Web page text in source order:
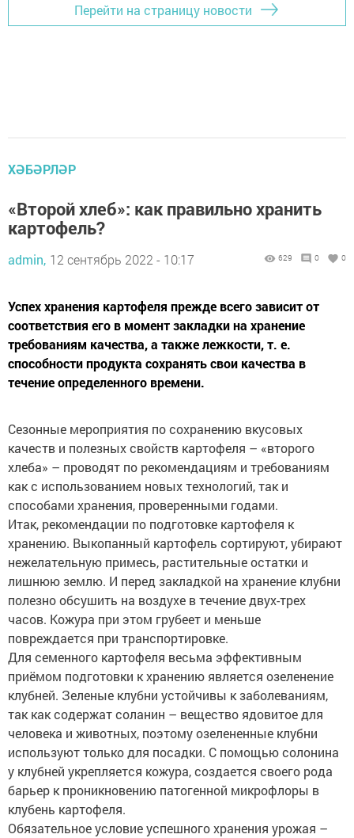
Перейти на страницу новости
ХӘБӘРЛӘР
«Второй хлеб»: как правильно хранить
картофель?
admin, 12 сентябрь 2022 - 10:17 629 0 0
Успех хранения картофеля прежде всего зависит от
соответствия его в момент закладки на хранение
требованиям качества, а также лежкости, т. е.
способности продукта сохранять свои качества в
течение определенного времени.
Сезонные мероприятия по сохранению вкусовых
качеств и полезных свойств картофеля – «второго
хлеба» – проводят по рекомендациям и требованиям
как с использованием новых технологий, так и
способами хранения, проверенными годами.
Итак, рекомендации по подготовке картофеля к
хранению. Выкопанный картофель сортируют, убирают
нежелательную примесь, растительные остатки и
лишнюю землю. И перед закладкой на хранение клубни
полезно обсушить на воздухе в течение двух-трех
часов. Кожура при этом грубеет и меньше
повреждается при транспортировке.
Для семенного картофеля весьма эффективным
приёмом подготовки к хранению является озеленение
клубней. Зеленые клубни устойчивы к заболеваниям,
так как содержат соланин – вещество ядовитое для
человека и животных, поэтому озелененные клубни
используют только для посадки. С помощью солонина
у клубней укрепляется кожура, создается своего рода
барьер к проникновению патогенной микрофлоры в
клубень картофеля.
Обязательное условие успешного хранения урожая –